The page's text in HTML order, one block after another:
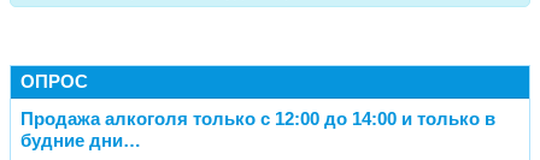
ОПРОС
Продажа алкоголя только с 12:00 до 14:00 и только в
будние дни…